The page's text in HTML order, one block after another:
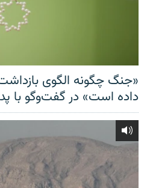
«جنگ چگونه الگوی بازداشت
داده است» در گفت‌وگو با